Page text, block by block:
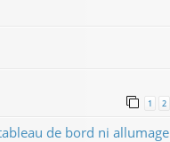
1 2
de bord ni allumage